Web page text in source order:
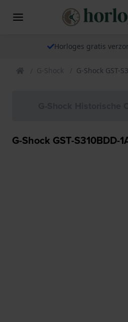
Horloges gratis
G-Shock G-Shock GST-
G-Shock GST-S310BDD-